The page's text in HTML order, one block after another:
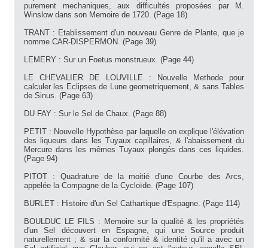
purement mechaniques, aux difficultés proposées par M.
Winslow dans son Memoire de 1720. (Page 18)
TRANT : Etablissement d'un nouveau Genre de Plante, que je
nomme CAR-DISPERMON. (Page 39)
LEMERY : Sur un Foetus monstrueux. (Page 44)
LE CHEVALIER DE LOUVILLE : Nouvelle Methode pour
calculer les Eclipses de Lune geometriquement, & sans Tables
de Sinus. (Page 63)
DU FAY : Sur le Sel de Chaux. (Page 88)
PETIT : Nouvelle Hypothèse par laquelle on explique l'élévation
des liqueurs dans les Tuyaux capillaires, & l'abaissement du
Mercure dans les mêmes Tuyaux plongés dans ces liquides.
(Page 94)
PITOT : Quadrature de la moitié d'une Courbe des Arcs,
appelée la Compagne de la Cycloïde. (Page 107)
BURLET : Histoire d'un Sel Cathartique d'Espagne. (Page 114)
BOULDUC LE FILS : Memoire sur la qualité & les propriétés
d'un Sel découvert en Espagne, qui une Source produit
naturellement ; & sur la conformité & identité qu'il a avec un